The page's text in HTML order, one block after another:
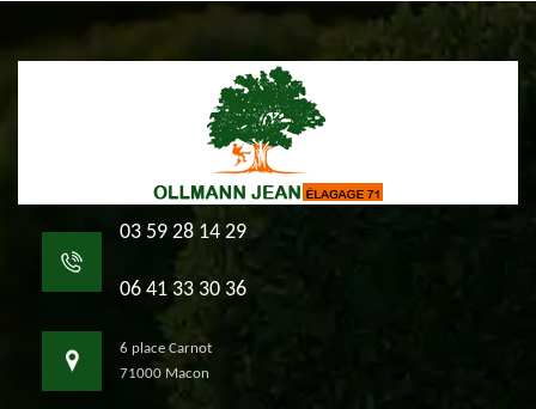
03 59 28 14 29
06 41 33 30 36
6 place Carnot
71000 Macon